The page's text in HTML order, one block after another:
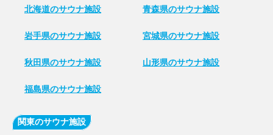
北海道のサウナ施設 青森県のサウナ施設
岩手県のサウナ施設 宮城県のサウナ施設
秋田県のサウナ施設 山形県のサウナ施設
福島県のサウナ施設
関東のサウナ施設